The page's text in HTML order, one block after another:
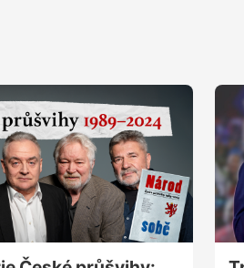
poslední měsíc a půl jsem se
pozitivní věci v tréninku a
najednou mozek začal
Mistrovství jsem odpracoval
hlavou,“ dodává.